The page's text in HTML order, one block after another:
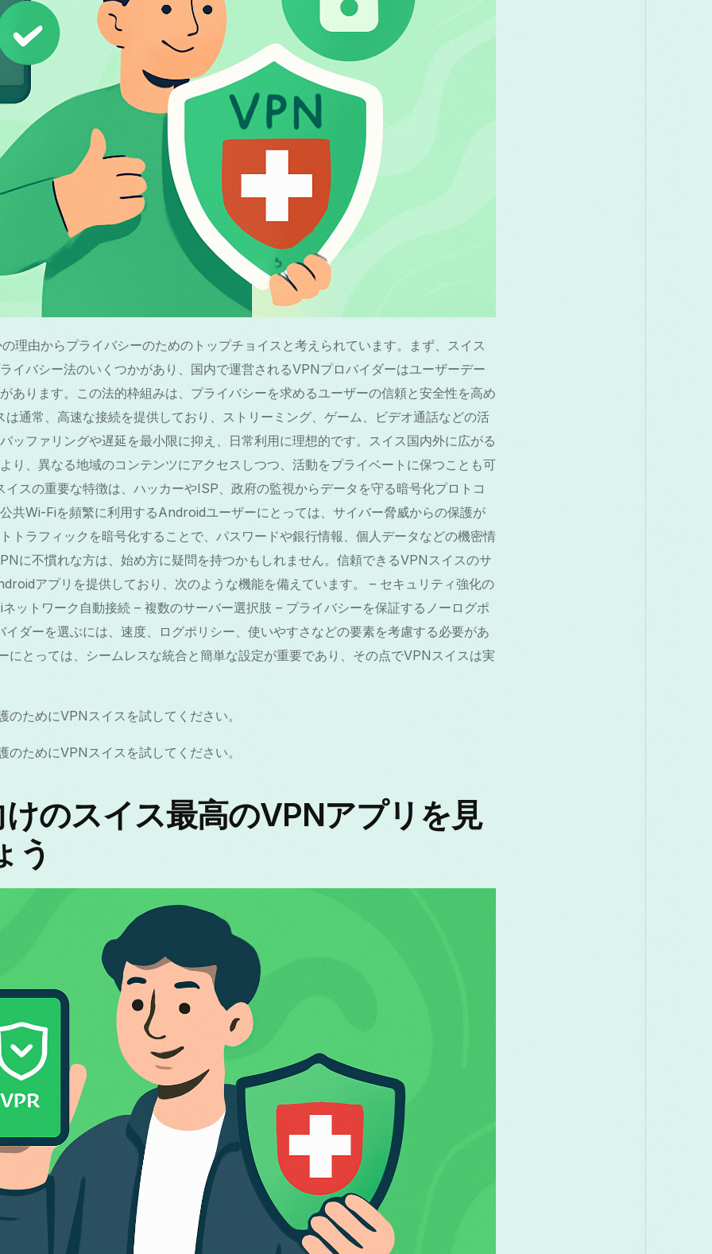
理由からプライバシーのためのトップチョイスと考えられています。まず、スイス
イバシー法のいくつかがあり、国内で運営されるVPNプロバイダーはユーザーデー
あります。この法的枠組みは、プライバシーを求めるユーザーの信頼と安全性を高め
通常、高速な接続を提供しており、ストリーミング、ゲーム、ビデオ通話などの活
ッファリングや遅延を最小限に抑え、日常利用に理想的です。スイス国内外に広がる
り、異なる地域のコンテンツにアクセスしつつ、活動をプライベートに保つことも可
スの重要な特徴は、ハッカーやISP、政府の監視からデータを守る暗号化プロトコ
共Wi-Fiを頻繁に利用するAndroidユーザーにとっては、サイバー脅威からの保護が
トラフィックを暗号化することで、パスワードや銀行情報、個人データなどの機密情
に不慣れな方は、始め方に疑問を持つかもしれません。信頼できるVPNスイスのサ
アプリを提供しており、次のような機能を備えています。 – セキュリティ強化の
ットワーク自動接続 – 複数のサーバー選択肢 – プライバシーを保証するノーログポ
ダーを選ぶには、速度、ログポリシー、使いやすさなどの要素を考慮する必要があ
にとっては、シームレスな統合と簡単な設定が重要であり、その点でVPNスイスは実
ためにVPNスイスを試してください。
ためにVPNスイスを試してください。
のスイス最高のVPNアプリを見
う